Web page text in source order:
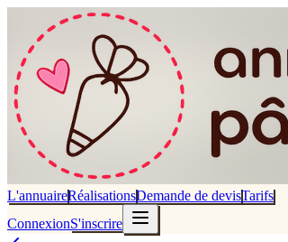
L'annuaireRéalisationsDemande de devisTarifs
ConnexionS'inscrire